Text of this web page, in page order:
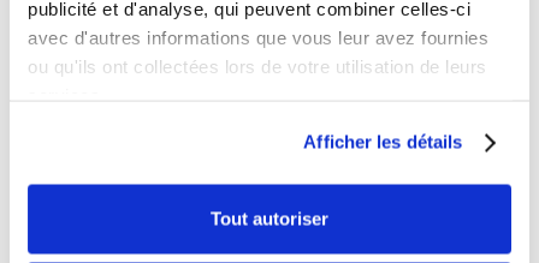
publicité et d'analyse, qui peuvent combiner celles-ci
avec d'autres informations que vous leur avez fournies
ou qu'ils ont collectées lors de votre utilisation de leurs
Afficher les détails
Tout autoriser